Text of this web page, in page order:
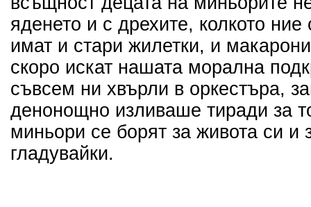
яденето и с дрехите, колкото
имат и стари жилетки, и
скоро искат нашата морална
съвсем ни хвърли в оркестъра,
денонощно изливаше тиради за
миньори се борят за живота си и
гладувайки.